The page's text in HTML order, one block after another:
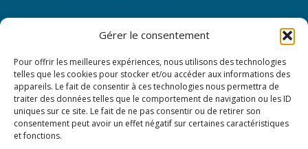
Gérer le consentement
Pour offrir les meilleures expériences, nous utilisons des technologies
telles que les cookies pour stocker et/ou accéder aux informations des
appareils. Le fait de consentir à ces technologies nous permettra de
traiter des données telles que le comportement de navigation ou les ID
uniques sur ce site. Le fait de ne pas consentir ou de retirer son
consentement peut avoir un effet négatif sur certaines caractéristiques
et fonctions.
Informations
Questions fréquentes
Les avantages de la LOA
Les étapes du leasing de matériel
de restauration